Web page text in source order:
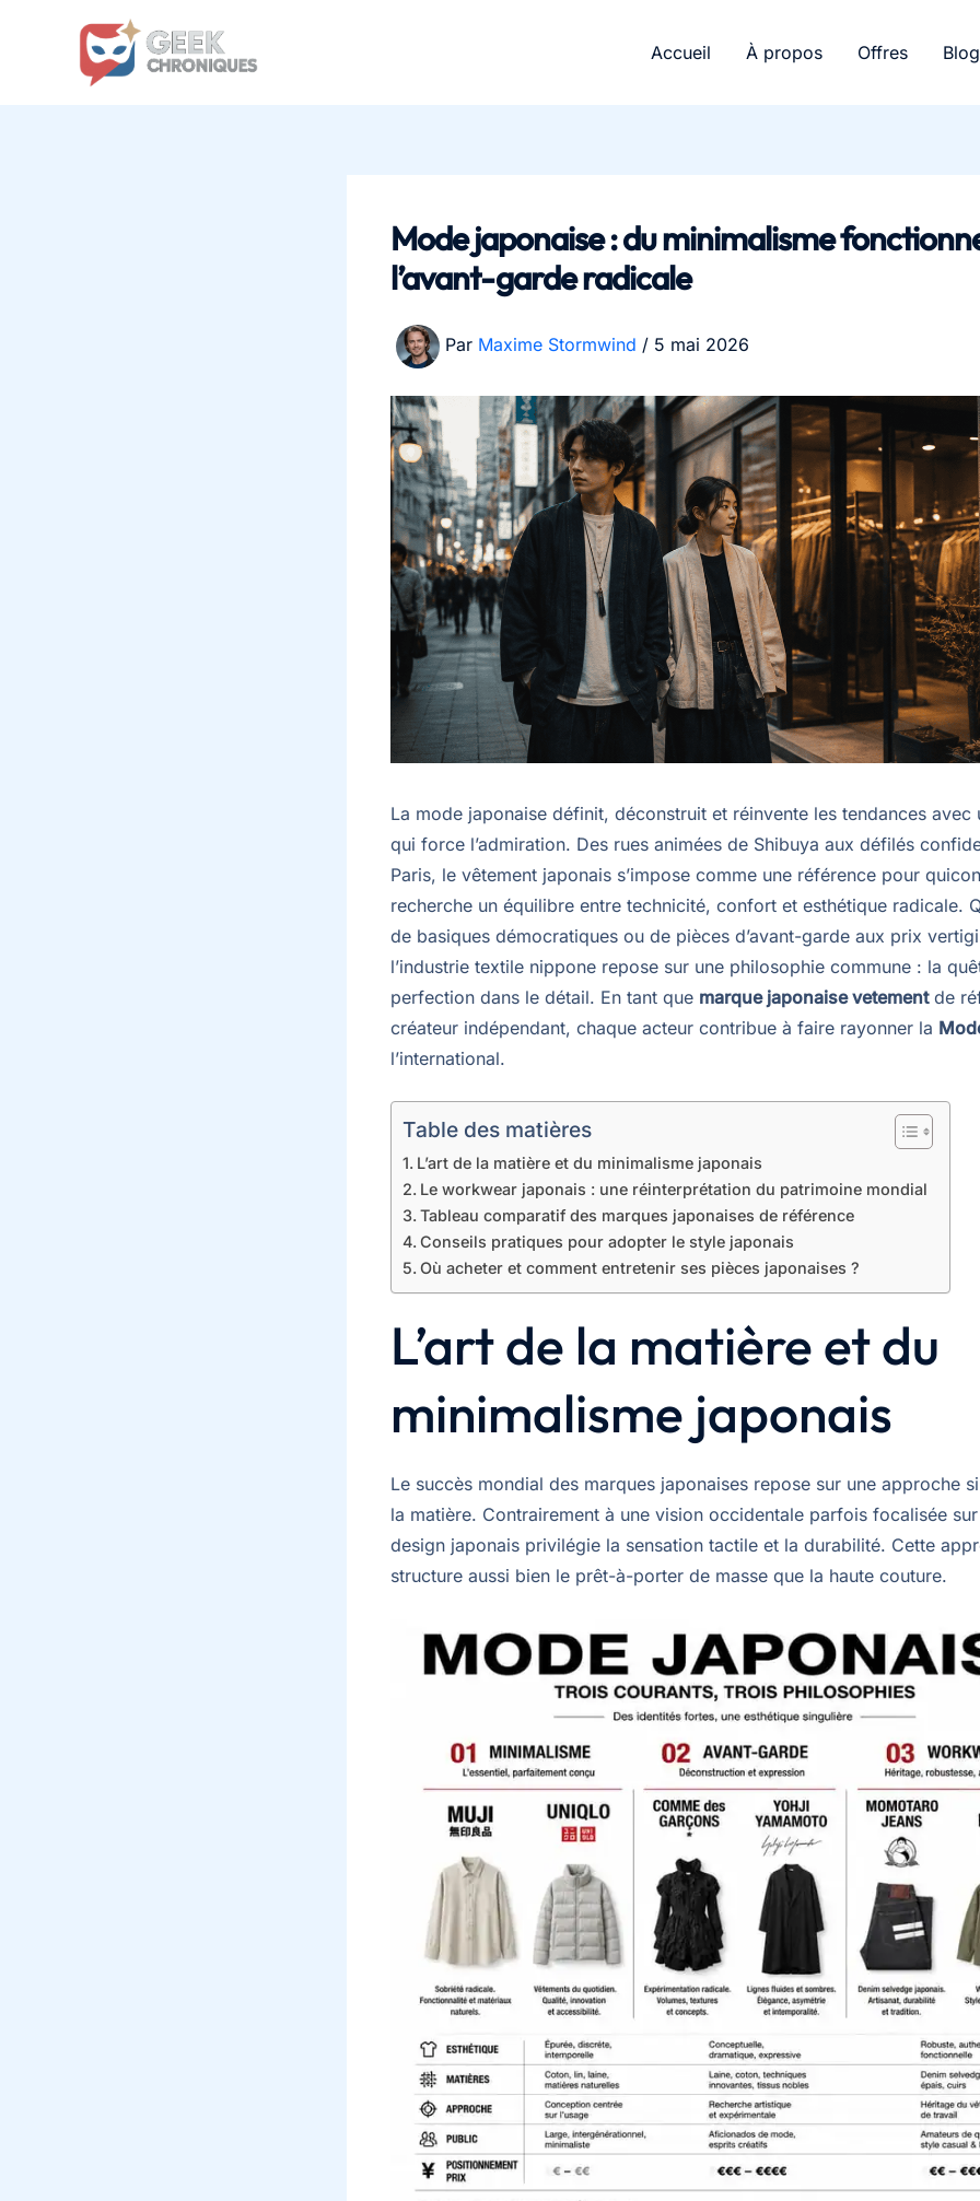
Accueil À propos Offres Blog
Mode japonaise : du minimalisme
l’avant-garde radicale
Par Maxime Stormwind / 5 mai 2026
La mode japonaise définit, déconstruit et réinvente les tendances avec
qui force l’admiration. Des rues animées de Shibuya aux défilés
Paris, le vêtement japonais s’impose comme une référence pour
recherche un équilibre entre technicité, confort et esthétique radicale.
de basiques démocratiques ou de pièces d’avant-garde aux prix
l’industrie textile nippone repose sur une philosophie commune : la
perfection dans le détail. En tant que marque japonaise vetementde
créateur indépendant, chaque acteur contribue à faire rayonner la
l’international.
Table des matières
L’art de la matière et du minimalisme japonais
Le workwear japonais : une réinterprétation du patrimoine mondial
Tableau comparatif des marques japonaises de référence
Conseils pratiques pour adopter le style japonais
Où acheter et comment entretenir ses pièces japonaises ?
L’art de la matière et du
minimalisme japonais
Le succès mondial des marques japonaises repose sur une approche
la matière. Contrairement à une vision occidentale parfois focalisée
design japonais privilégie la sensation tactile et la durabilité. Cette
structure aussi bien le prêt-à-porter de masse que la haute couture.